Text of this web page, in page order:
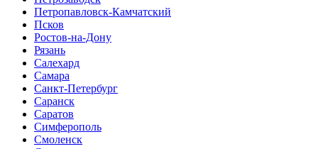
Петропавловск-Камчатский
Псков
Ростов-на-Дону
Рязань
Салехард
Самара
Санкт-Петербург
Саранск
Саратов
Симферополь
Смоленск